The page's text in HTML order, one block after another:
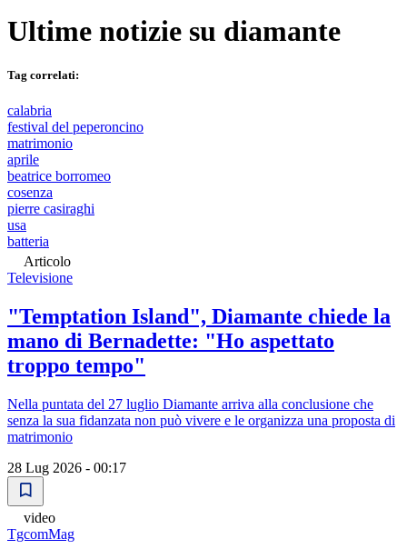
Ultime notizie su diamante
Tag correlati:
calabria
festival del peperoncino
matrimonio
aprile
beatrice borromeo
cosenza
pierre casiraghi
usa
batteria
Articolo
Televisione
"Temptation Island", Diamante chiede la
mano di Bernadette: "Ho aspettato
troppo tempo"
Nella puntata del 27 luglio Diamante arriva alla conclusione che
senza la sua fidanzata non può vivere e le organizza una proposta di
matrimonio
28 Lug 2026 - 00:17
video
TgcomMag